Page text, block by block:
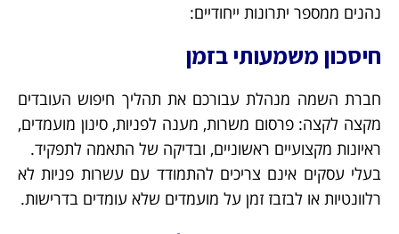
נהנים ממספר יתרונות ייחודיים:
חיסכון משמעותי בזמן
חברת השמה מנהלת עבורכם את תהליך חיפוש העובדים
מקצה לקצה: פרסום משרות, מענה לפניות, סינון מועמדים,
ראיונות מקצועיים ראשוניים, ובדיקה של התאמה לתפקיד.
בעלי עסקים אינם צריכים להתמודד עם עשרות פניות לא
רלוונטיות או לבזבז זמן על מועמדים שלא עומדים בדרישות.